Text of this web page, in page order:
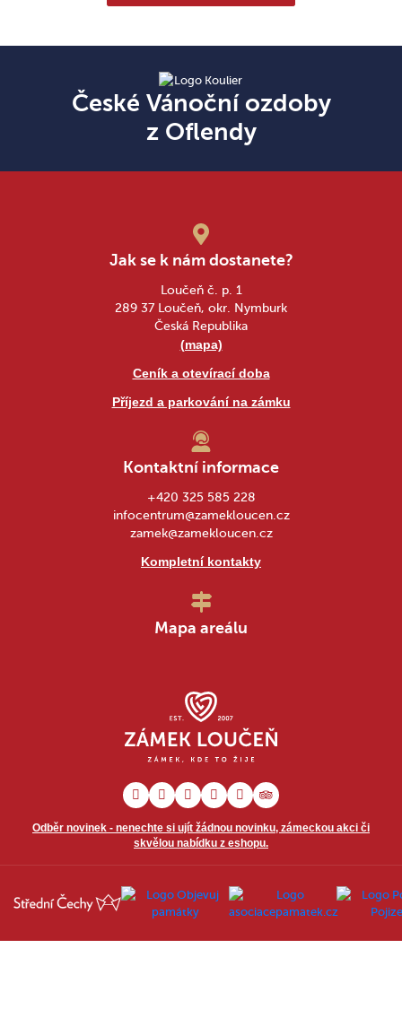
České Vánoční ozdoby
z Oflendy
Jak se k nám dostanete?
Loučeň č. p. 1
289 37 Loučeň, okr. Nymburk
Česká Republika
(mapa)
Ceník a otevírací doba
Příjezd a parkování na zámku
Odběr novinek - nenechte si ujít žádnou novinku, zámeckou akci či
skvělou nabídku z eshopu.
Kontaktní informace
+420 325 585 228
infocentrum@zamekloucen.cz
zamek@zamekloucen.cz
Kompletní kontakty
Mapa areálu